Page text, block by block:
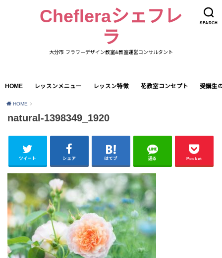
SEARCH
Chefleraシェフレ
ラ
大分市 フラワーデザイン教室&教室運営コンサルタント
HOME レッスンメニュー レッスン特徴 花教室コンセプト 受講生
HOME
natural-1398349_1920
ツイート シェア はてブ 送る Pocket